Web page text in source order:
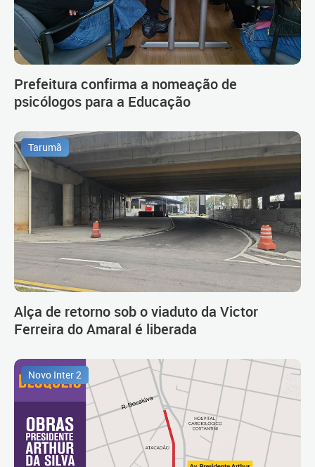
Prefeitura confirma a nomeação de
psicólogos para a Educação
Tarumã
Alça de retorno sob o viaduto da Victor
Ferreira do Amaral é liberada
Novo Inter 2